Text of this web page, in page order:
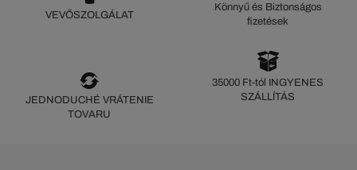
VEVŐSZOLGÁLAT
Könnyű és Biztonságos
fizetések
JEDNODUCHÉ VRÁTENIE
TOVARU
35000 Ft-tól INGYENES
SZÁLLÍTÁS